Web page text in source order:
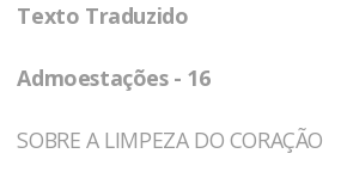
Texto Traduzido
Admoestações - 16
SOBRE A LIMPEZA DO CORAÇÃO